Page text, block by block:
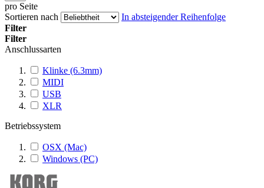
pro Seite
Sortieren nach
In absteigender Reihenfolge
Filter
Filter
Anschlussarten
Klinke (6.3mm)
MIDI
USB
XLR
Betriebssystem
OSX (Mac)
Windows (PC)